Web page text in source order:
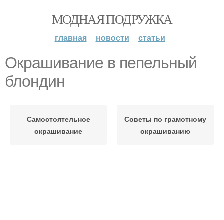
МОДНАЯ ПОДРУЖКА
главная новости статьи
Окрашивание в пепельный
блондин
Самостоятельное
окрашивание
Советы по грамотному
окрашиванию